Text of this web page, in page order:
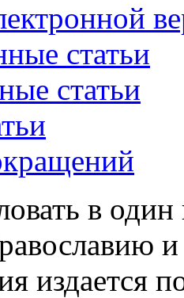
статьи
статьи
в
издается